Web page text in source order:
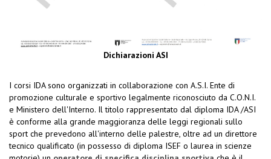
Dichiarazioni ASI
I corsi IDA sono organizzati in collaborazione con A.S.I. Ente di
promozione culturale e sportivo legalmente riconosciuto da C.O.N.I.
e Ministero dell'Interno. Il titolo rappresentato dal diploma IDA /ASI
è conforme alla grande maggioranza delle leggi regionali sullo
sport che prevedono all'interno delle palestre, oltre ad un direttore
tecnico qualificato (in possesso di diploma ISEF o laurea in scienze